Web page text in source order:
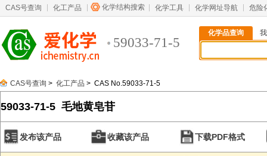
CAS号查询 化工产品 化学结构搜索 化学工具 化学网址导航 危险
59033-71-5
化学品查询
CAS号查询 > 化工产品 > CAS No.59033-71-5
59033-71-5 毛地黄皂苷
发布该产品 收藏该产品 下载PDF格式